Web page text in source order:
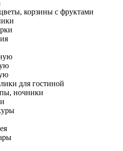
корзины с фруктами
для гостиной
ночники